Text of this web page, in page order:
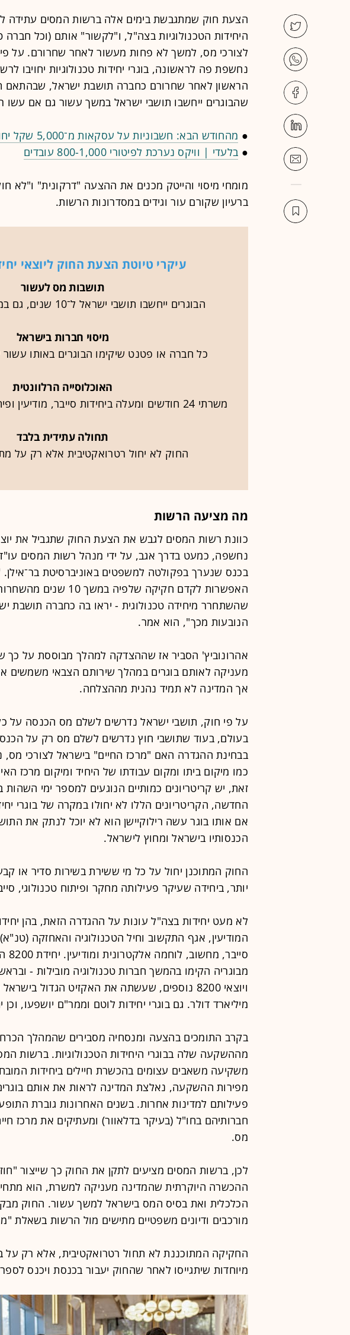
הצעת חוק שמתגבשת בימים אלה ברשות המסים עתידה
היחידות הטכנולוגיות בצה"ל, ו"לקשור" אותם (וכל חברה
לצורכי מס, למשך לא פחות מעשור לאחר שחרורם. על
נחשפת פה לראשונה, בוגרי יחידות טכנולוגיות יחויבו
הראשון לאחר שחרורם כחברה תושבת ישראל, שבהתאם
שהבוגרים ייחשבו תושבי ישראל במשך עשור גם אם עשו
● מהחודש הבא: חשבוניות על עסקאות מ־5,000 שקל יחויבו באישור אונליין
● בלעדי | וויקס נערכת לפיטורי 800-1,000 עובדים
מומחי מיסוי והייטק מכנים את ההצעה "דרקונית" ו"לא
ברעיון שקורם עור וגידים במסדרונות הרשות.
עיקרי טיוטת הצעת החוק ליוצאי
תושבות מס לעשור
הבוגרים ייחשבו תושבי ישראל ל־10 שנים, גם במקרה של רילוקיישן
מיסוי חברות בישראל
כל חברה או פטנט שיקימו הבוגרים באותו עשור
האוכלוסייה הרלוונטית
משרתי 24 חודשים ומעלה ביחידות סייבר, מודיעין ופיתוח (כגון 8200 וממר"ם)
תחולה עתידית בלבד
החוק לא יחול רטרואקטיבית אלא רק על
מה מציעה הרשות
כוונת רשות המסים לגבש את הצעת החוק שתגביל את
נחשפה, כמעט בדרך אגב, על ידי מנהל רשות המסים עו"ד
בכנס שנערך בפקולטה למשפטים באוניברסיטת בר־אילן.
האפשרות לקדם חקיקה שלפיה
שהשתחרר מיחידה טכנולוגית - יראו בה כחברה תושבת
הנובעות מכך", הוא אמר.
אהרונוביץ' הסביר אז שההצדקה למהלך מבוססת על כך
מעניקה לאותם בוגרים במהלך שירותם הצבאי משמשים
אך המדינה לא תמיד נהנית מההצלחה.
על פי חוק, תושבי ישראל נדרשים לשלם מס הכנסה על
בעולם, בעוד שתושבי חוץ נדרשים לשלם מס רק על
בבחינת ההגדרה האם "מרכז החיים" בישראל לצורכי מס,
כמו מיקום ביתו ומקום עבודתו של היחיד ומיקום מרכז
זאת, יש קריטריונים כמותיים הנוגעים למספר ימי
החדשה, הקריטריונים הללו לא יחולו במקרה של בוגרי
אם אותו בוגר עשה רילוקיישן הוא לא יוכל לנתק את
הכנסותיו בישראל ומחוץ לישראל.
יותר, ביחידה שעיקר פעילותה מחקר ופיתוח טכנולוגי,
לא מעט יחידות בצה"ל עונות על ההגדרה הזאת, בהן
המודיעין, אגף התקשוב וחיל הטכנולוגיה והאחזקה
מיליארד דולר. גם בוגרי יחידות לוטם וממר"ם יושפעו, וכן
בקרב התומכים בהצעה ומנסחיה מסבירים שהמהלך
מההשקעה שלה בבוגרי היחידות הטכנולוגיות. ברשות
משקיעה משאבים עצומים בהכשרת חיילים ביחידות
מפירות ההשקעה, נאלצת המדינה לראות את אותם
פעילותם למדינות אחרות. בשנים האחרונות גוברת
חברותיהם בחו"ל (בעיקר בדלאוור) ומעתיקים את מרכז
מס.
לכן, ברשות המסים מציעים לתקן את החוק כך שייצור
ההכשרה היוקרתית שהמדינה מעניקה למשרת, הוא
הכלכלית ואת בסיס המס בישראל למשך עשור. החוק
מורכבים ודיונים משפטיים מתישים מול הרשות בשאלת
החקיקה המתוכננת לא תחול רטרואקטיבית, אלא רק על
מיוחדות שיתגייסו לאחר שהחוק יעבור בכנסת ויכנס